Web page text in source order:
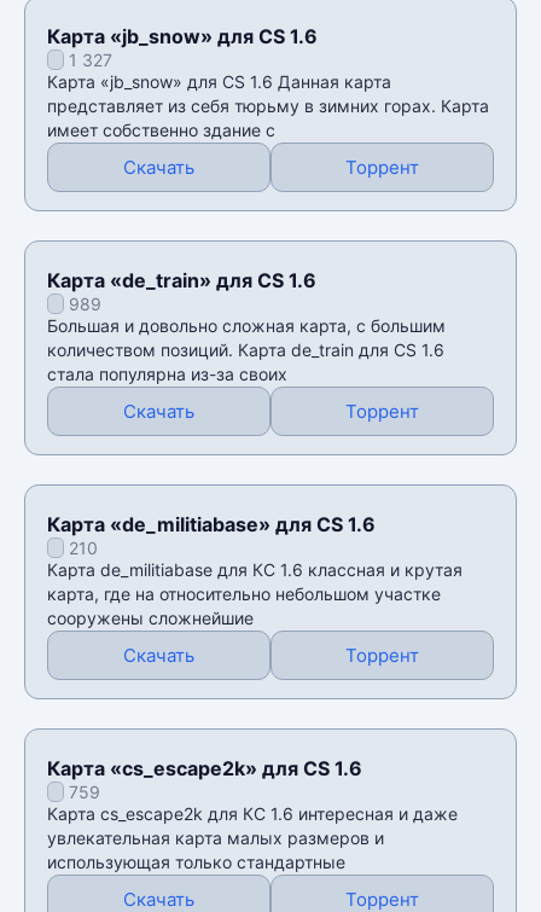
Карта «jb_snow» для CS 1.6
1 327
Карта «jb_snow» для CS 1.6 Данная карта
представляет из себя тюрьму в зимних горах. Карта
имеет собственно здание с
Скачать Торрент
Карта «de_train» для CS 1.6
989
Большая и довольно сложная карта, с большим
количеством позиций. Карта de_train для CS 1.6
стала популярна из-за своих
Скачать Торрент
Карта «de_militiabase» для CS 1.6
210
Карта de_militiabase для КС 1.6 классная и крутая
карта, где на относительно небольшом участке
сооружены сложнейшие
Скачать Торрент
Карта «cs_escape2k» для CS 1.6
759
Карта cs_escape2k для КС 1.6 интересная и даже
увлекательная карта малых размеров и
использующая только стандартные
Скачать Торрент